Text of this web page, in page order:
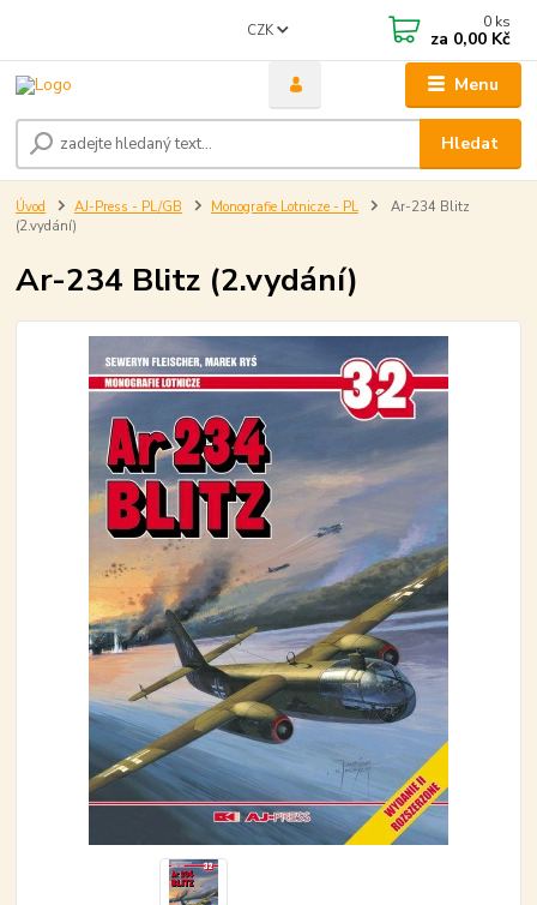
Menu
CZK
Hledat
0 ks
za 0,00 Kč
Úvod AJ-Press - PL/GB Monografie Lotnicze - PL
Ar-234 Blitz
(2.vydání)
Ar-234 Blitz (2.vydání)